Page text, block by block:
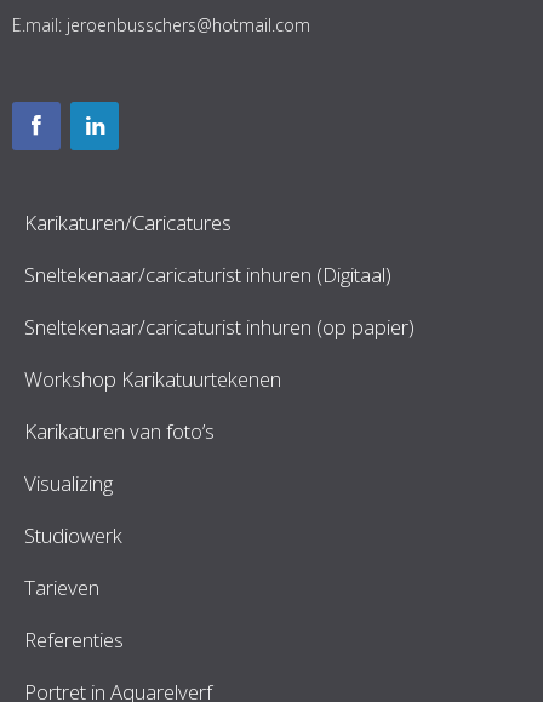
E.mail: jeroenbusschers@hotmail.com
Karikaturen/Caricatures
Sneltekenaar/caricaturist inhuren (Digitaal)
Sneltekenaar/caricaturist inhuren (op papier)
Workshop Karikatuurtekenen
Karikaturen van foto’s
Visualizing
Studiowerk
Tarieven
Referenties
Portret in Aquarelverf